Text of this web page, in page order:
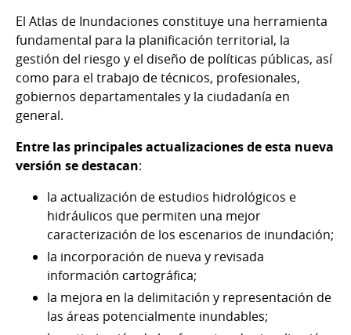
El Atlas de Inundaciones constituye una herramienta
fundamental para la planificación territorial, la
gestión del riesgo y el diseño de políticas públicas, así
como para el trabajo de técnicos, profesionales,
gobiernos departamentales y la ciudadanía en
general.
Entre las principales actualizaciones de esta nueva
versión se destacan:
la actualización de estudios hidrológicos e
hidráulicos que permiten una mejor
caracterización de los escenarios de inundación;
la incorporación de nueva y revisada
información cartográfica;
la mejora en la delimitación y representación de
las áreas potencialmente inundables;